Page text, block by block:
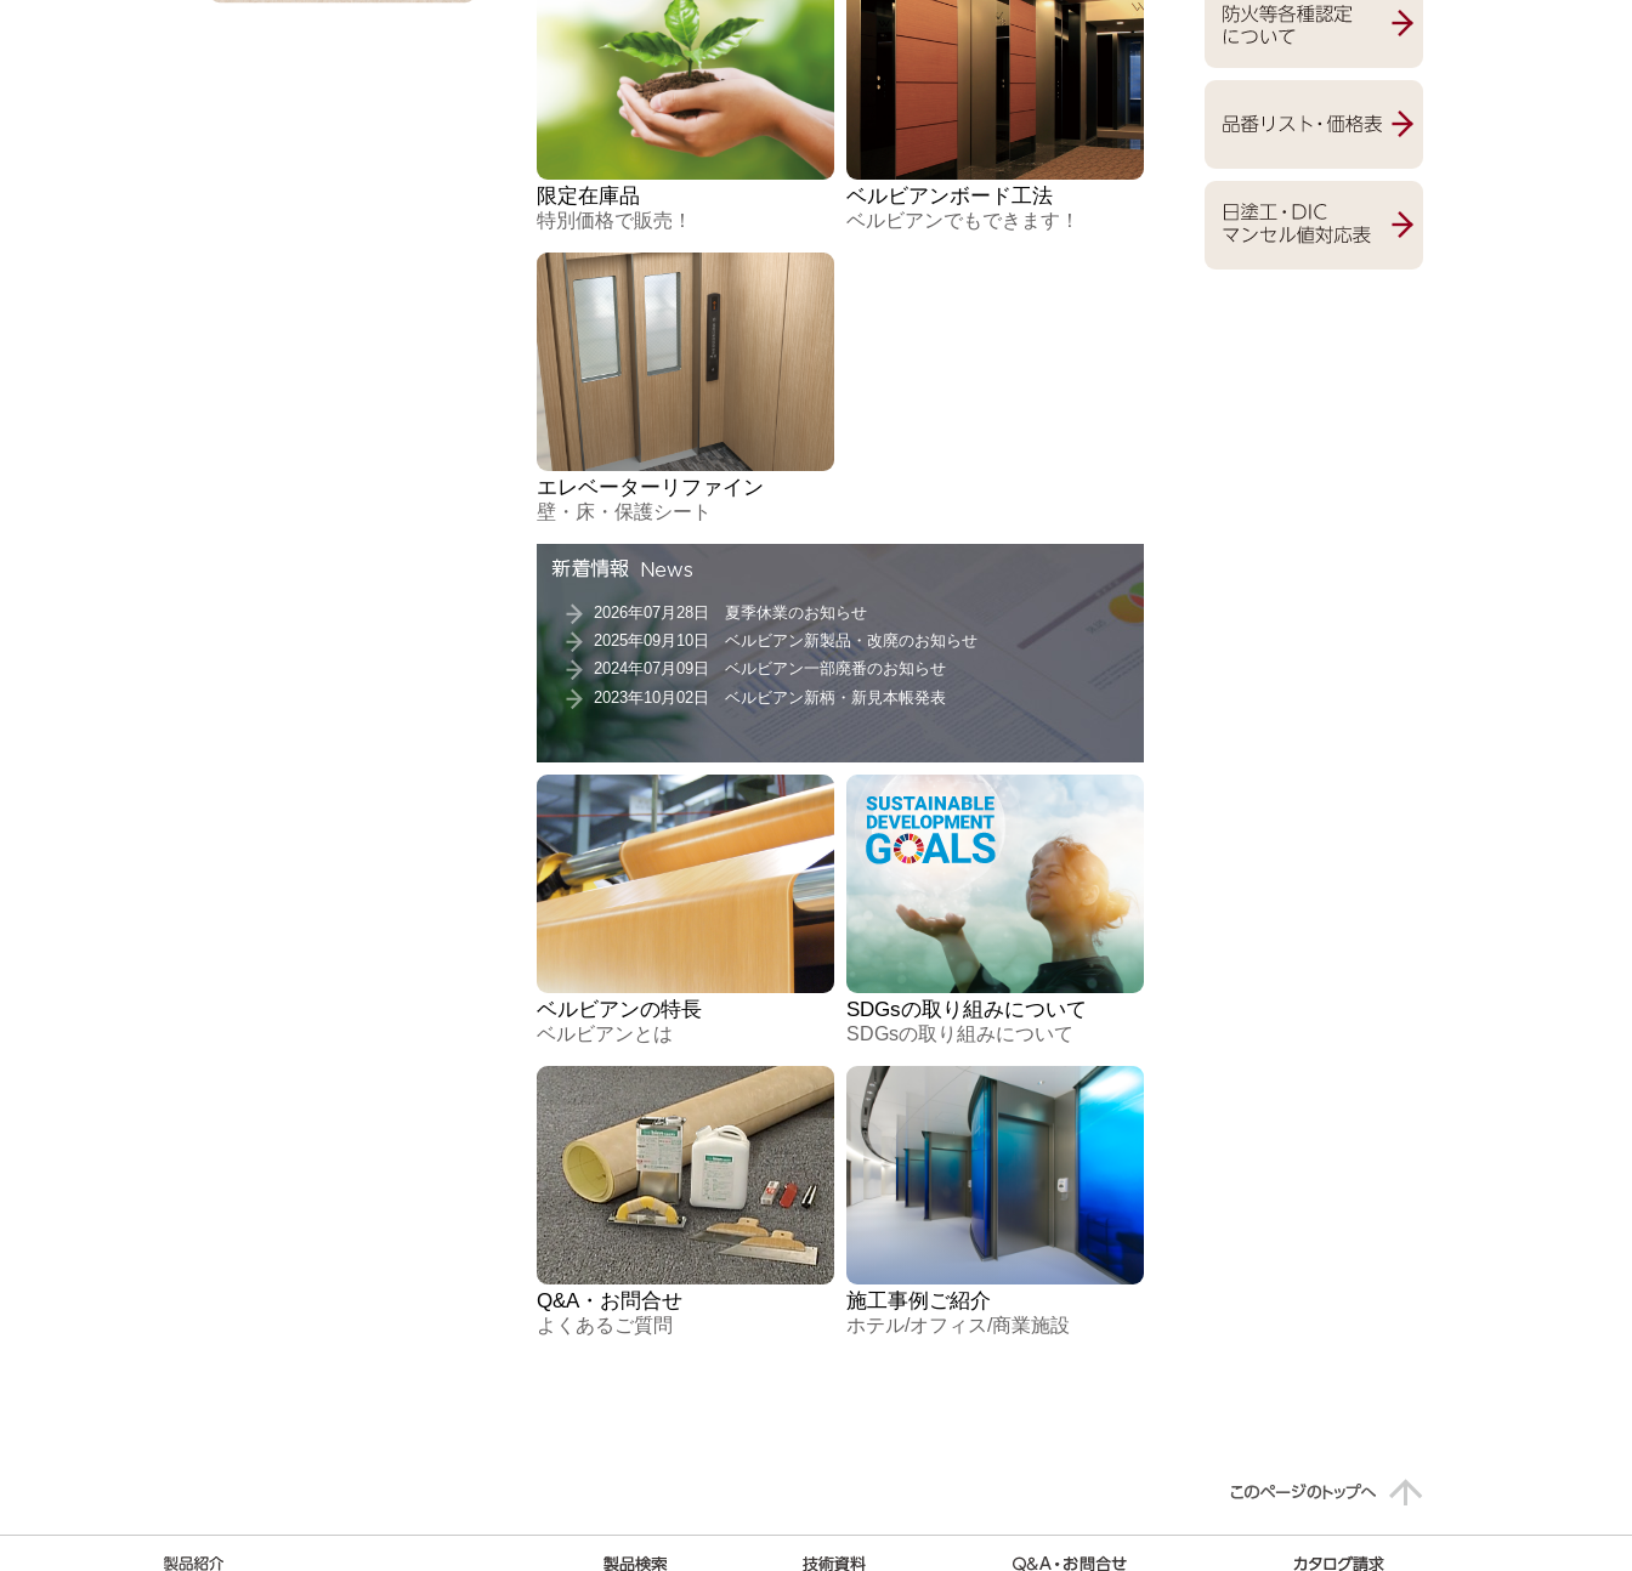
限定在庫品
特別価格で販売！
ベルビアンボード工法
ベルビアンでもできます！
エレベーターリファイン
壁・床・保護シート
2026年07月28日 夏季休業のお知らせ
2025年09月10日 ベルビアン新製品・改廃のお知らせ
2024年07月09日 ベルビアン一部廃番のお知らせ
2023年10月02日 ベルビアン新柄・新見本帳発表
ベルビアンの特長
ベルビアンとは
SDGsの取り組みについて
SDGsの取り組みについて
Q&A・お問合せ
よくあるご質問
施工事例ご紹介
ホテル/オフィス/商業施設